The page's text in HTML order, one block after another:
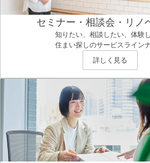
セミナー・相談会・リノ
知りたい、相談したい、体験
住まい探しのサービスライン
詳しく見る